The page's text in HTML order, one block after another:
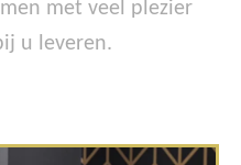
met veel plezier
u leveren.